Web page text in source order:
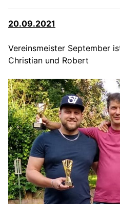
20.09.2021
Vereinsmeister September
Christian und Robert